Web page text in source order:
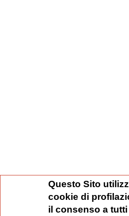
Questo Sito
cookie di
il consenso a